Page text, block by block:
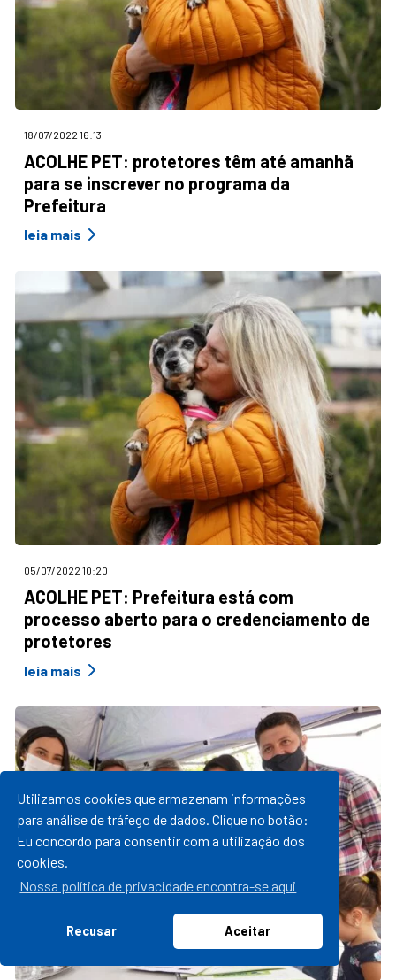
Utilizamos cookies que armazenam informações
para análise de tráfego de dados. Clique no botão:
Eu concordo para consentir com a utilização dos
cookies.
Nossa política de privacidade encontra-se aqui
Recusar Aceitar
18/07/2022 16:13
ACOLHE PET: protetores têm até amanhã
para se inscrever no programa da
Prefeitura
leia mais
05/07/2022 10:20
ACOLHE PET: Prefeitura está com
processo aberto para o credenciamento de
protetores
leia mais